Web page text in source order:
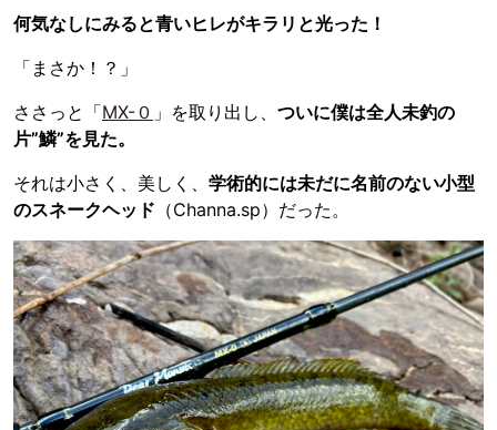
何気なしにみると青いヒレがキラリと光った！
「まさか！？」
ささっと「MX-０ 」を取り出し、 ついに僕は全人未釣の
片”鱗”を見た。
それは小さく、美しく、 学術的には未だに名前のない小型
のスネークヘッド （Channa.sp）だった。